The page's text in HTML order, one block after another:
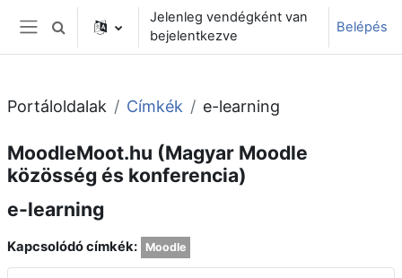
Tovább a fő tartalomhoz
Oldalpanel
Keresési bemeneti adatok váltása
Jelenleg vendégként van
bejelentkezve
Belépés
Portáloldalak Címkék e-learning
MoodleMoot.hu (Magyar Moodle
közösség és konferencia)
e-learning
Kapcsolódó címkék: Moodle